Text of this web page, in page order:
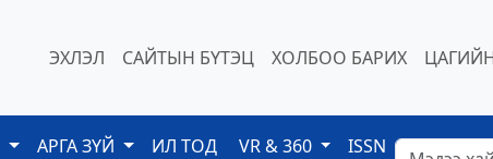
ЭХЛЭЛ САЙТЫН БҮТЭЦ ХОЛБОО БАРИХ
АРГА ЗҮЙ
ИЛ ТОД
VR & 360 ISSN